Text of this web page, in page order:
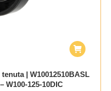
| W10012510BASL
W100-125-10DIC